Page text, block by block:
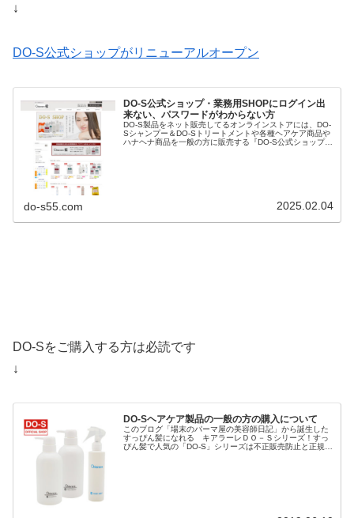
↓
DO-S公式ショップがリニューアルオープン
DO-S公式ショップ・業務用SHOPにログイン出
来ない、パスワードがわからない方
DO-S製品をネット販売してるオンラインストアには、DO-
Sシャンプー＆DO-Sトリートメントや各種ヘアケア商品や
ハナヘナ商品を一般の方に販売する『DO-S公式ショップ』
do-s55.com 2025.02.04
DO-Sをご購入する方は必読です
↓
DO-Sヘアケア製品の一般の方の購入について
このブログ「場末のパーマ屋の美容師日記」から誕生した
すっぴん髪になれる キアラーレＤＯ－Ｓシリーズ！すっ
ぴん髪で人気の「DO-S」シリーズは不正販売防止と正規品